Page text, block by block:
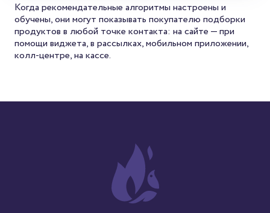
Когда рекомендательные алгоритмы настроены и
обучены, они могут показывать покупателю подборки
продуктов в любой точке контакта: на сайте — при
помощи виджета, в рассылках, мобильном приложении,
колл-центре, на кассе.